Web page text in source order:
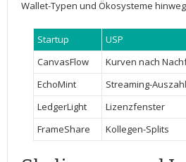
Wallet-Typen ​und Ökosysteme
Startup USP
CanvasFlow
Kurven nach
EchoMint
Streaming-
LedgerLight
Lizenzfenster
FrameShare
Kollegen-Splits